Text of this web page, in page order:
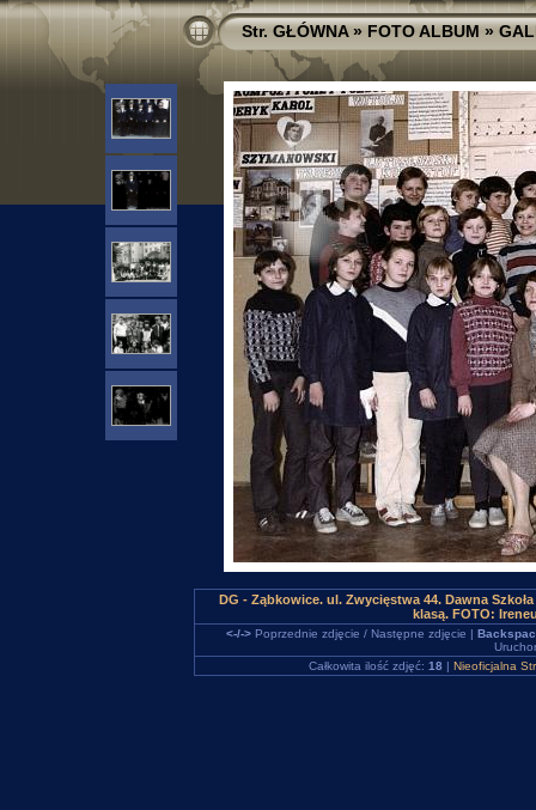
Str. GŁÓWNA»FOTO ALBUM»
DG - Ząbkowice. ul. Zwycięstwa 44. Dawna
klasą. FOTO:
<-/-> Poprzednie zdjęcie / Następne zdjęcie |
Całkowita ilość zdjęć: 18 | Nieoficjalna